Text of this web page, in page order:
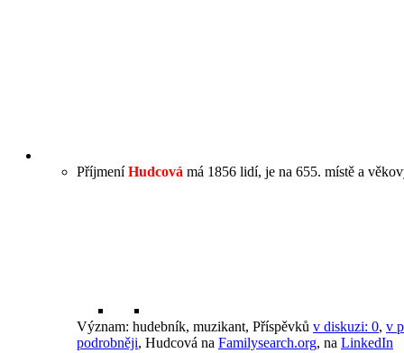
PříjmeníHudcová má 1856 lidí, je na 655. místě a
Význam: hudebník, muzikant, Příspěvků v diskuzi: 0, v
podrobněji, Hudcová na Familysearch.org, na LinkedIn